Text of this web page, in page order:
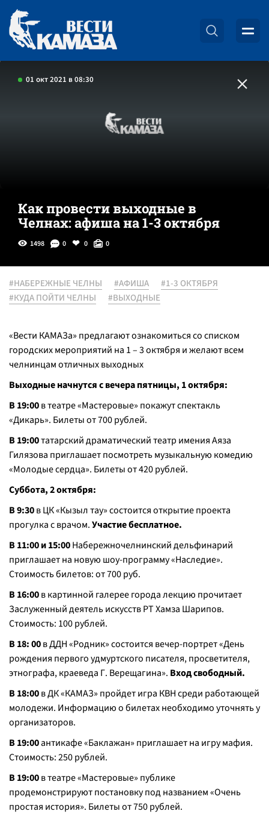
01 окт 2021 в 08:30
Как провести выходные в
Челнах: афиша на 1-3 октября
1498 0 0 0
#НАБЕРЕЖНЫЕ ЧЕЛНЫ #АФИША
#1-3 ОКТЯБРЯ
#КУДА ПОЙТИ ЧЕЛНЫ
#ВЫХОДНЫЕ
«Вести КАМАЗа» предлагают ознакомиться со списком
городских мероприятий на 1 – 3 октября и желают всем
челнинцам отличных выходных
Выходные начнутся с вечера пятницы, 1 октября:
В 19:00в театре «Мастеровые» покажут спектакль
«Дикарь». Билеты от 700 рублей.
В 19:00татарский драматический театр имения Аяза
Гилязова приглашает посмотреть музыкальную комедию
«Молодые сердца». Билеты от 420 рублей.
Суббота, 2 октября:
В 9:30в ЦК «Кызыл тау» состоится открытие проекта
прогулка с врачом.Участие бесплатное.
В 11:00 и 15:00Набережночелнинский дельфинарий
приглашает на новую шоу-программу «Наследие».
Стоимость билетов: от 700 руб.
В 16:00в картинной галерее города лекцию прочитает
Заслуженный деятель искусств РТ Хамза Шарипов.
Стоимость: 100 рублей.
В 18: 00в ДДН «Родник» состоится вечер-портрет «День
рождения первого удмуртского писателя, просветителя,
этнографа, краеведа Г. Верещагина». Вход свободный.
В 18:00в ДК «КАМАЗ» пройдет игра КВН среди работающей
молодежи. Информацию о билетах необходимо уточнять у
организаторов.
В 19:00антикафе «Баклажан» приглашает на игру мафия.
Стоимость: 250 рублей.
В 19:00в театре «Мастеровые» публике
продемонстрируют постановку под названием «Очень
простая история». Билеты от 750 рублей.